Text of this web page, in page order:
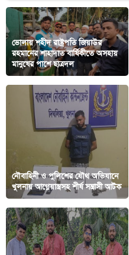
ভোলায় শহীদ রাষ্ট্রপতি জিয়াউর
রহমানের শাহাদাত বার্ষিকীতে অসহায়
মানুষের পাশে ছাত্রদল
নৌবাহিনী ও পুলিশের যৌথ অভিযানে
খুলনায় আগ্নেয়াস্ত্রসহ শীর্ষ সন্ত্রাসী আটক